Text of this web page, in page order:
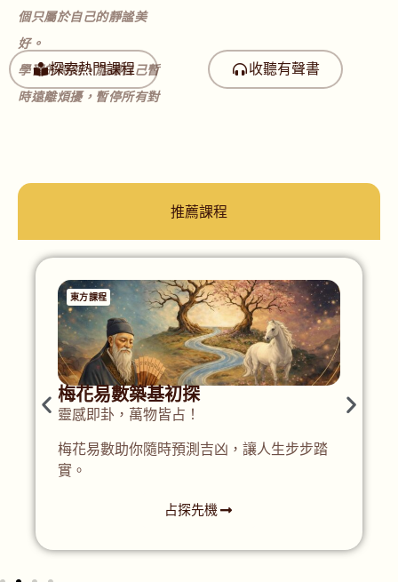
個只屬於自己的靜謐美
好。
學習的時刻，能讓自己暫
時遠離煩擾，暫停所有對
探索熱門課程 收聽有聲書
推薦課程
東方課程
梅花易數築基初探
靈感即卦，萬物皆占！
梅花易數助你隨時預測吉凶，讓人生步步踏
實。
占探先機